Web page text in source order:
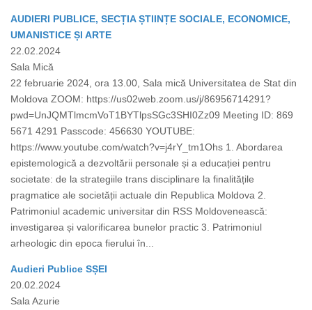
AUDIERI PUBLICE, SECȚIA ȘTIINȚE SOCIALE, ECONOMICE,
UMANISTICE ȘI ARTE
22.02.2024
Sala Mică
22 februarie 2024, ora 13.00, Sala mică Universitatea de Stat din
Moldova ZOOM: https://us02web.zoom.us/j/86956714291?
pwd=UnJQMTlmcmVoT1BYTlpsSGc3SHI0Zz09 Meeting ID: 869
5671 4291 Passcode: 456630 YOUTUBE:
https://www.youtube.com/watch?v=j4rY_tm1Ohs 1. Abordarea
epistemologică a dezvoltării personale și a educației pentru
societate: de la strategiile trans disciplinare la finalitățile
pragmatice ale societății actuale din Republica Moldova 2.
Patrimoniul academic universitar din RSS Moldovenească:
investigarea și valorificarea bunelor practic 3. Patrimoniul
arheologic din epoca fierului în...
Audieri Publice SȘEI
20.02.2024
Sala Azurie